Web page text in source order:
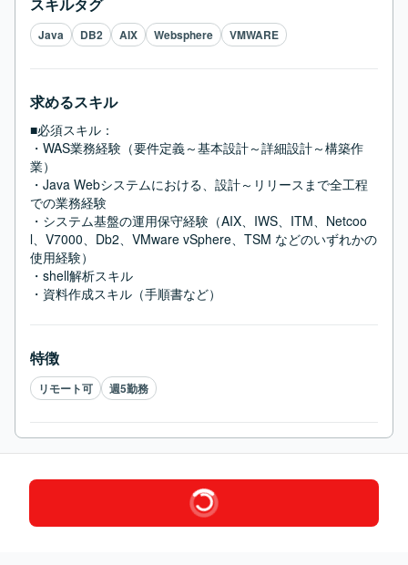
Java DB2 AIX Websphere VMWARE
求めるスキル
■必須スキル：
・WAS業務経験（要件定義～基本設計～詳細設計～構築作
業）
・Java Webシステムにおける、設計～リリースまで全工程
での業務経験
・システム基盤の運用保守経験（AIX、IWS、ITM、Netcoo
l、V7000、Db2、VMware vSphere、TSM などのいずれかの
使用経験）
・shell解析スキル
・資料作成スキル（手順書など）
特徴
リモート可 週5勤務